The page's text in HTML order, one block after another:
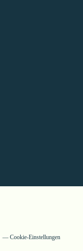
Cookie-Einstellungen